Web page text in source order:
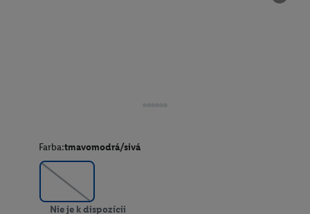
Farba:tmavomodrá/sivá
Nie je k dispozícii